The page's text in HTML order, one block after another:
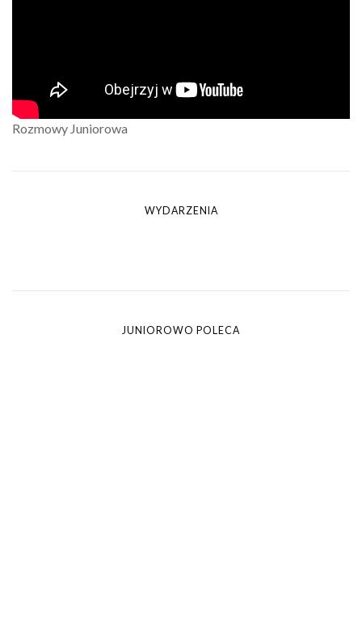
Rozmowy Juniorowa
WYDARZENIA
JUNIOROWO POLECA